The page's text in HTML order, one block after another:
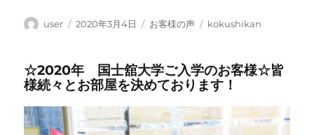
投
user
投
2020年3月4日
カ
リ
ー
お客様の声
タ
kokushikan
☆2020年 国士舘大学ご入学のお客様☆皆
様続々とお部屋を決めております！